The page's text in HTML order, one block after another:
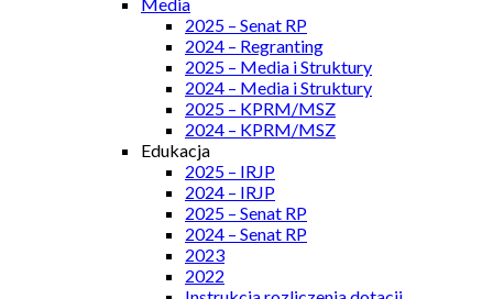
2025 – Senat RP
2024 – Regranting
2025 – Media i Struktury
2024 – Media i Struktury
2025 – KPRM/MSZ
2024 – KPRM/MSZ
Edukacja
2025 – IRJP
2024 – IRJP
2025 – Senat RP
2024 – Senat RP
2023
2022